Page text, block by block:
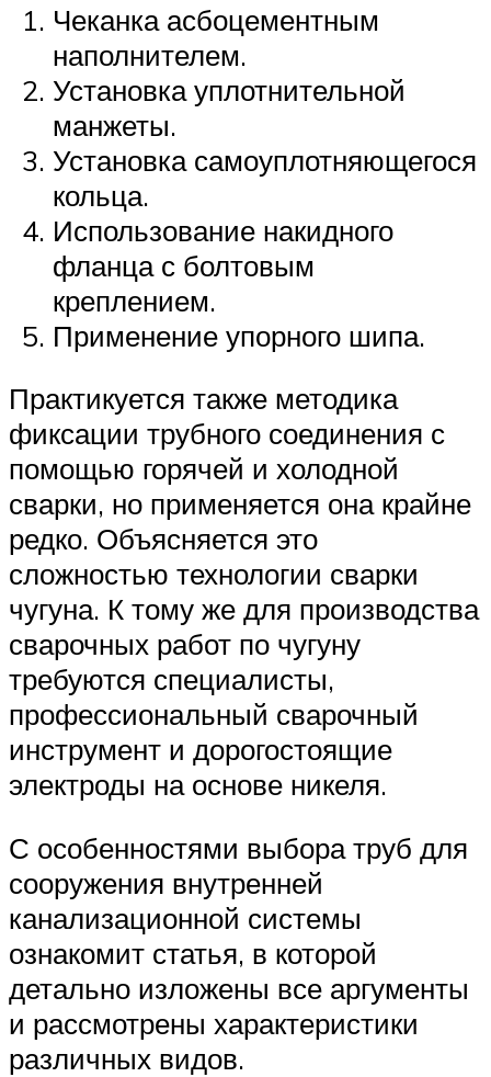
Чеканка асбоцементным
наполнителем.
Установка уплотнительной
манжеты.
Установка самоуплотняющегося
кольца.
Использование накидного
фланца с болтовым
креплением.
Применение упорного шипа.
Практикуется также методика
фиксации трубного соединения с
помощью горячей и холодной
сварки, но применяется она крайне
редко. Объясняется это
сложностью технологии сварки
чугуна. К тому же для производства
сварочных работ по чугуну
требуются специалисты,
профессиональный сварочный
инструмент и дорогостоящие
электроды на основе никеля.
С особенностями выбора труб для
сооружения внутренней
канализационной системы
ознакомит статья, в которой
детально изложены все аргументы
и рассмотрены характеристики
различных видов.